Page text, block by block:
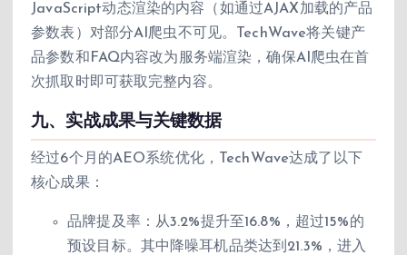
JavaScript动态渲染的内容（如通过AJAX加载的产品
参数表）对部分AI爬虫不可见。TechWave将关键产
品参数和FAQ内容改为服务端渲染，确保AI爬虫在首
次抓取时即可获取完整内容。
九、实战成果与关键数据
经过6个月的AEO系统优化，TechWave达成了以下
核心成果：
品牌提及率：从3.2%提升至16.8%，超过15%的
预设目标。其中降噪耳机品类达到21.3%，进入